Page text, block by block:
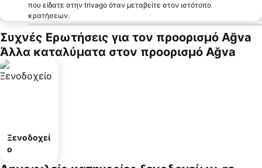
που είδατε στην trivago όταν μεταβείτε στον ιστότοπο
κρατήσεων.
Συχνές Ερωτήσεις για τον προορισμό Ağva
Άλλα καταλύματα στον προορισμό Ağva
Ξενοδοχεί
ο